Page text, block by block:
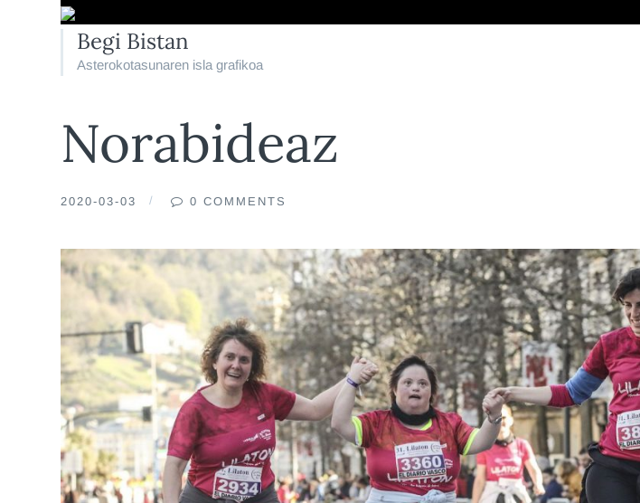
Begi Bistan
Asterokotasunaren isla grafikoa
Norabideaz
2020-03-03 0 COMMENTS